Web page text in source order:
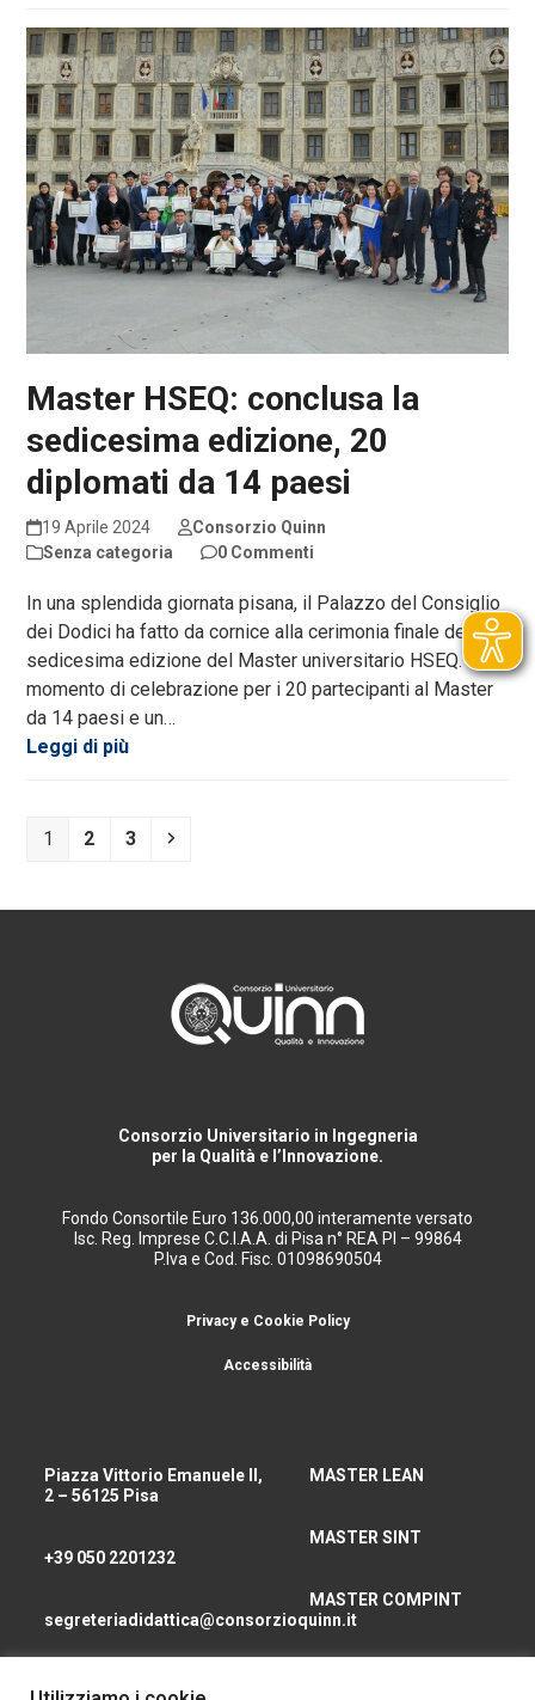
Master HSEQ: conclusa la
sedicesima edizione, 20
diplomati da 14 paesi
19 Aprile 2024
Consorzio Quinn
Senza categoria
0 Commenti
In una splendida giornata pisana, il Palazzo del Consiglio
dei Dodici ha fatto da cornice alla cerimonia finale della
sedicesima edizione del Master universitario HSEQ. Un
momento di celebrazione per i 20 partecipanti al Master
da 14 paesi e un…
Leggi di più
Pagina
1 Pagina
2 Pagina
3 Successivo
Consorzio Universitario in Ingegneria
per la Qualità e l’Innovazione.
Fondo Consortile Euro 136.000,00 interamente versato
Isc. Reg. Imprese C.C.I.A.A. di Pisa n° REA PI – 99864
P.Iva e Cod. Fisc. 01098690504
Privacy e Cookie Policy
Accessibilità
Piazza Vittorio Emanuele II,
2 – 56125 Pisa
+39 050 2201232
segreteriadidattica@consorzioquinn.it
MASTER LEAN
MASTER SINT
MASTER COMPINT